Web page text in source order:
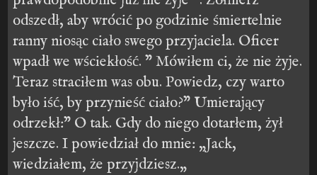
odszedł, aby wrócić po godzinie śmiertelnie
ranny niosąc ciało swego przyjaciela. Oficer
wpadł we wściekłość. ” Mówiłem ci, że nie żyje.
Teraz straciłem was obu. Powiedz, czy warto
było iść, by przynieść ciało?” Umierający
odrzekł:” O tak. Gdy do niego dotarłem, żył
jeszcze. I powiedział do mnie: „Jack,
wiedziałem, że przyjdziesz.„